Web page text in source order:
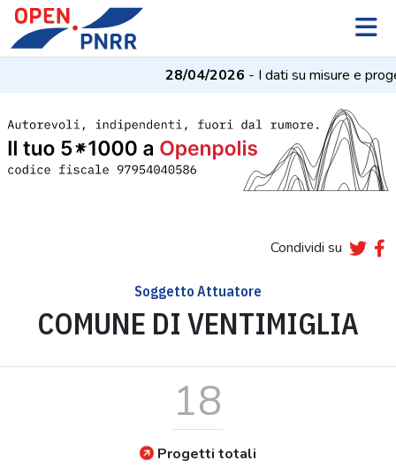
28/04/2026- I dati su misure e
Condividi su
Soggetto Attuatore
COMUNE DI VENTIMIGLIA
18
Progetti totali